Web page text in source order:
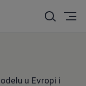
u Evropi i